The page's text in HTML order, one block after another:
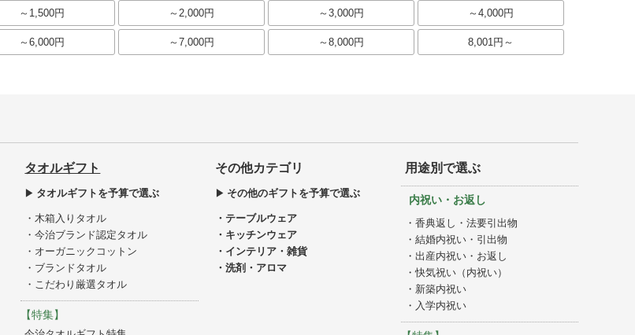
～1,500円 ～2,000円 ～3,000円 ～4,000円
～6,000円 ～7,000円 ～8,000円 8,001円～
タオルギフト
タオルギフトを予算で選ぶ
・木箱入りタオル
・今治ブランド認定タオル
・オーガニックコットン
・ブランドタオル
・こだわり厳選タオル
【特集】
その他カテゴリ
その他のギフトを予算で選ぶ
・テーブルウェア
・キッチンウェア
・インテリア・雑貨
・洗剤・アロマ
用途別で選ぶ
内祝い・お返し
・香典返し・法要引出物
・結婚内祝い・引出物
・出産内祝い・お返し
・快気祝い（内祝い）
・新築内祝い
・入学内祝い